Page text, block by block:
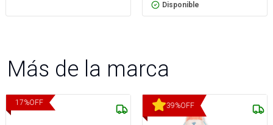
Disponible
Más de la marca
17%OFF 39%OFF